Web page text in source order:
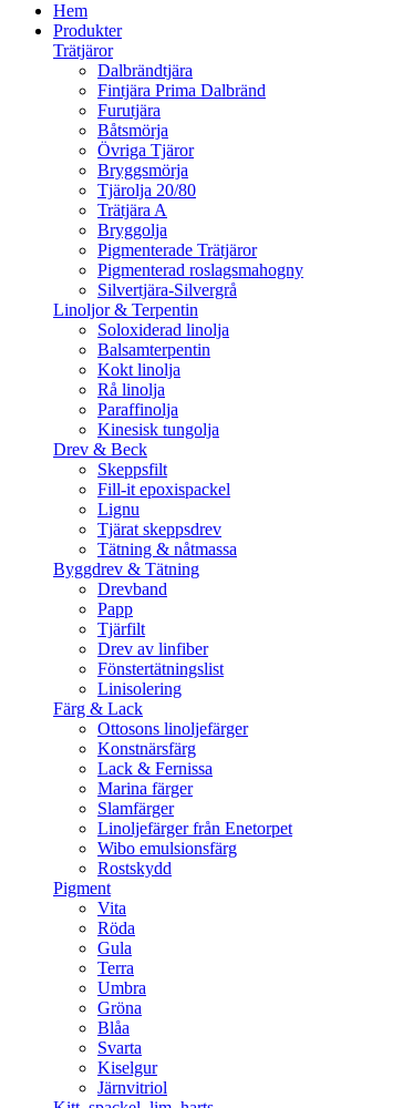
Hem
Produkter
Trätjäror
Dalbrändtjära
Fintjära Prima Dalbränd
Furutjära
Båtsmörja
Övriga Tjäror
Bryggsmörja
Tjärolja 20/80
Trätjära A
Bryggolja
Pigmenterade Trätjäror
Pigmenterad roslagsmahogny
Silvertjära-Silvergrå
Linoljor & Terpentin
Soloxiderad linolja
Balsamterpentin
Kokt linolja
Rå linolja
Paraffinolja
Kinesisk tungolja
Drev & Beck
Skeppsfilt
Fill-it epoxispackel
Lignu
Tjärat skeppsdrev
Tätning & nåtmassa
Byggdrev & Tätning
Drevband
Papp
Tjärfilt
Drev av linfiber
Fönstertätningslist
Linisolering
Färg & Lack
Ottosons linoljefärger
Konstnärsfärg
Lack & Fernissa
Marina färger
Slamfärger
Linoljefärger från Enetorpet
Wibo emulsionsfärg
Rostskydd
Pigment
Vita
Röda
Gula
Terra
Umbra
Gröna
Blåa
Svarta
Kiselgur
Järnvitriol